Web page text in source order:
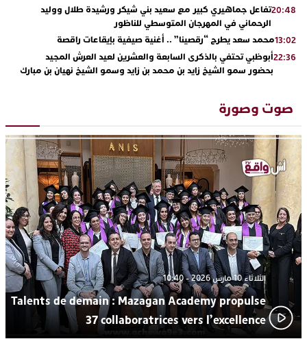
20:48تفاعل جماهيري كبير مع سعيد بني شيكر ورشيدة طلال ووليد
الرحماني في المهرجان المتوسطي للناظور
13:02محمد سعد يطرح “رقصينا” .. أغنية صيفية بإيقاعات راقصة
22:36أبوظبي تحتفي بالذكرى السابعة والعشرين لعيد العرش المجيد
بحضور سمو الشيخ زايد بن محمد بن زايد وسمو الشيخ نهيان بن مبارك
“كوفرة فالغيس”
19:11يقظة أمنية تنهي كابوس الفتاة القاصر: كواليس مثيرة لعملية تحرير
17:27 اتحاد المقاولات الإعلامية يقود قاطرة التكوين بالجديدة ويستضيف
الإعلامي سعيد بلفقير في دورة استثنائية
23:18ترسيخا لثقافة ترشيد الموارد المائية.. اختتام فعاليات النسخة الثانية
من “القرية الذكية للماء” بمركز الاصطياف ببوزنيقة
صوت وصورة
الثلاثاء 10 مارس 2026 - 10:40
Talents de demain : Mazagan Academy propulse
37 collaboratrices vers l’excellence